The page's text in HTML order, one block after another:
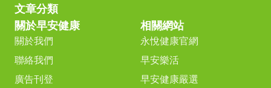
文章分類
關於早安健康
關於我們
聯絡我們
廣告刊登
相關網站
永悅健康官網
早安樂活
早安健康嚴選